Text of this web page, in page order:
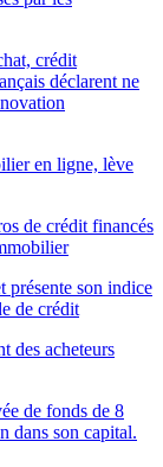
crédit
déclarent ne
en ligne, lève
de crédit financés
présente son indice
de crédit
des acheteurs
de fonds de 8
dans son capital.